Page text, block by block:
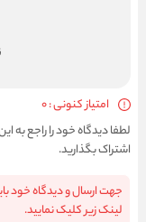
امتیاز کنونی : 0
لطفا دیدگاه خود را راجع به
اشتراک بگذارید.
جهت ارسال و دیدگاه خود
لینک زیر کلیک نمایید.